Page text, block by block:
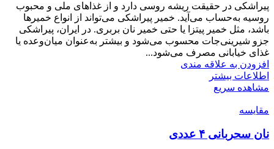
پیراشکی در حقیقت ریشه روسی دارد و از غذاهای ملی و محبوب
روسیه به‌حساب می‌آید. خمیر پیراشکی می‌تواند از انواع خمیرها
باشد، مثل خمیر پیتزا یا حتی خمیر نان بربری. در ایران، پیراشکی
جزو شیرینی‌جات محسوب می‌شود و بیشتر به‌عنوان میان‌وعده یا
غذای خیابانی مصرف می‌شود...
افزودن به علاقه مندی
اطلاعات بیشتر
مشاهده سریع
مقایسه
نان سحر‌بانی ۴ عددی